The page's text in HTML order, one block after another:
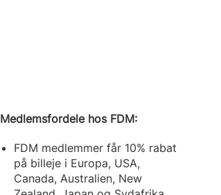
Medlemsfordele hos FDM:
FDM medlemmer får 10% rabat
på billeje i Europa, USA,
Canada, Australien, New